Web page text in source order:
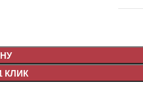
КЛИК